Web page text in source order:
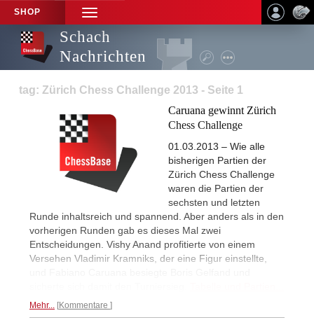
SHOP
TOGGLE
NAVIGATION
Schach
Nachrichten
tag: Zürich Chess Challenge 2013 - Seite 1
Caruana gewinnt Zürich
Chess Challenge
01.03.2013 – Wie alle
bisherigen Partien der
Zürich Chess Challenge
waren die Partien der
sechsten und letzten
Runde inhaltsreich und spannend. Aber anders als in den
vorherigen Runden gab es dieses Mal zwei
Entscheidungen. Vishy Anand profitierte von einem
Versehen Vladimir Kramniks, der eine Figur einstellte,
Mehr... Kommentare